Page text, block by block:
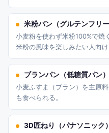
米粉パン（グルテンフリー
小麦粉を使わず米粉100%で焼
米粉の風味を楽しみたい人向け
ブランパン（低糖質パン）
小麦ふすま（ブラン）を主原
も食べられる。
3D匠ねり（パナソニック）